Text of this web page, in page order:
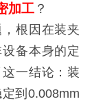
加工？
根因在装夹
备本身的定
一结论：装
到0.008mm